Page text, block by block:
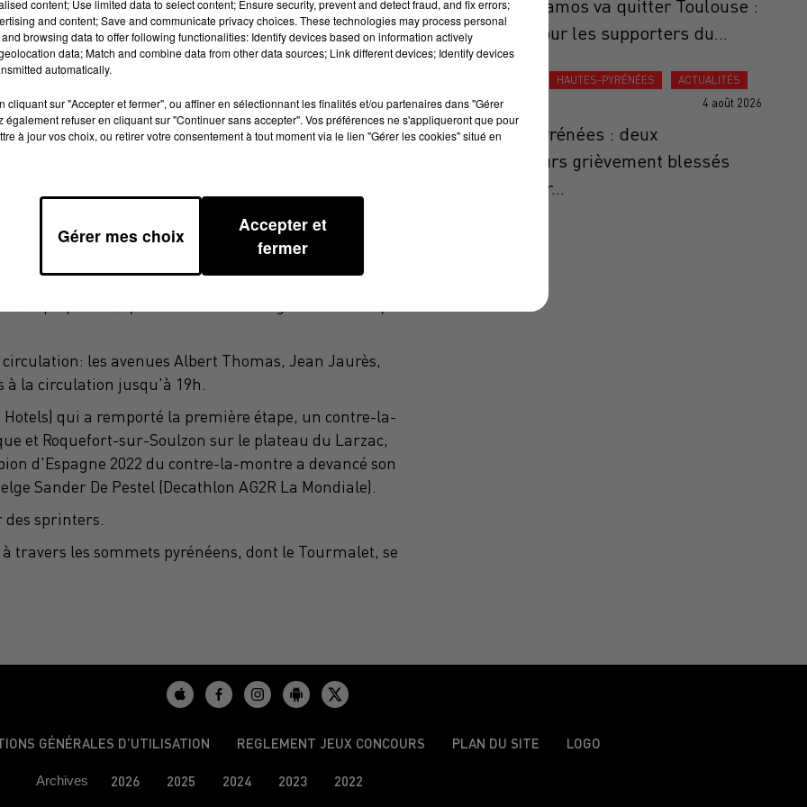
deuxième étape de la route d'Occitanie ce jeudi 19 juin
s’élanceront aujourd'hui de Gignac dans
crochets aussi par Blaye-les-Mines et Monestié.
à partir de 16h cet après-midi. Un premier
la ville selon le maire, Jean-Louis Bousquet, "
les avenues Albert Thomas, Jean Jaurès,
à la circulation jusqu'à 19h.
qui a remporté la première étape, un contre-la-
et Roquefort-sur-Soulzon sur le plateau du Larzac,
d'Espagne 2022 du contre-la-montre a devancé son
Sander De Pestel (Decathlon AG2R La Mondiale).
des sprinters.
travers les sommets pyrénéens, dont le Tourmalet, se
Thomas Ramos va quitter Toulouse :
un choc pour les supporters du...
HAUTES-PYRÉNÉES ACTUALITÉS
4 août 2026
Hautes-Pyrénées : deux
randonneurs grièvement blessés
après avoir...
GÉNÉRALES D’UTILISATION REGLEMENT JEUX CONCOURS PLAN DU SITE LOGO
Archives 2026 2025 2024 2023 2022
content; Use limited data to select content; Ensure security, prevent and detect fraud, and fix errors;
and content; Save and communicate privacy choices. These technologies may process personal
browsing data to offer following functionalities: Identify devices based on information actively
data; Match and combine data from other data sources; Link different devices; Identify devices
automatically.
cliquant sur "Accepter et fermer", ou affiner en sélectionnant les finalités et/ou partenaires dans "Gérer
également refuser en cliquant sur "Continuer sans accepter". Vos préférences ne s'appliqueront que pour
à jour vos choix, ou retirer votre consentement à tout moment via le lien "Gérer les cookies" situé en
Gérer mes choix
Accepter et
fermer